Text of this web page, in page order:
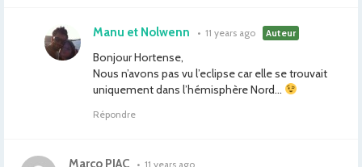
Manu et Nolwenn • 11 years ago Auteur
Bonjour Hortense,
Nous n’avons pas vu l’eclipse car elle se trouvait
uniquement dans l’hémisphère Nord…
Répondre
Marco PIAC • 11 years ago